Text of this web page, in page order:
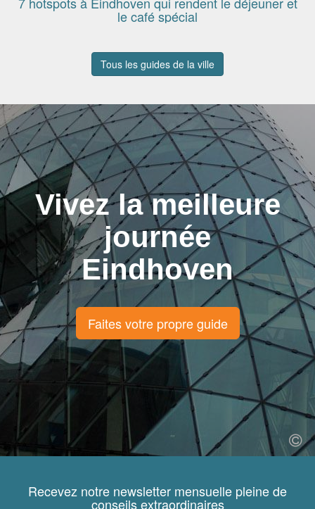
le café spécial
Tous les guides de la ville
Vivez la meilleure
journée
Eindhoven
Faites votre propre guide
Recevez notre newsletter mensuelle pleine de
conseils extraordinaires